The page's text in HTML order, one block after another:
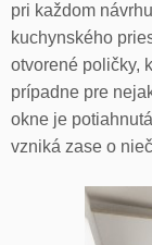
pri každom
kuchynského
otvorené poličky,
prípadne pre
okne je
vzniká zase o